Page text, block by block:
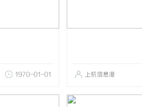
1970-01-01 上杭信息港